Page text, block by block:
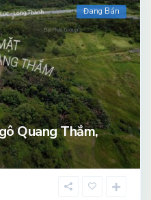
Đang Bán
Quang Thắm,